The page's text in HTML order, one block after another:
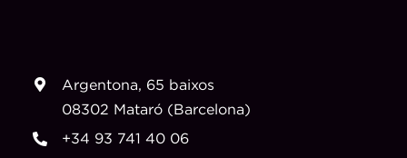
Argentona, 65 baixos
08302 Mataró (Barcelona)
+34 93 741 40 06